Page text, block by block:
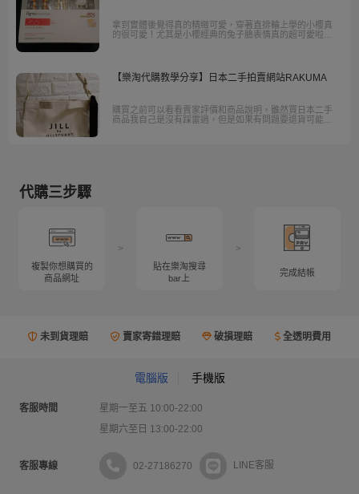
拿到實體後覺得真的精緻可愛，穿著直排輪上學的小櫻真
的很可愛！尤其是小櫻經典的兔子臉表情真的超可愛啦！
【樂淘代購教學分享】日本二手拍賣網站RAKUMA
購買之前可以看看賣家評價和商品說明，雖然買日本二手
商品我自己是沒有踩雷過，但是如果有問題要退貨可能比
代購三步驟
複製你想購買的
商品網址
>
貼在樂淘搜尋
bar上
>
完成結帳
未到貨理賠 賣家寄錯理賠 破損理賠 全透明費用
電腦版 手機版
客服時間
星期一至五 10:00-22:00
星期六至日 13:00-22:00
客服專線 02-27186270 LINE客服